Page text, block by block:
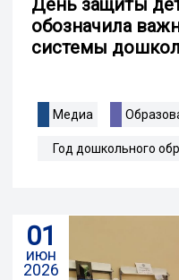
обозначила
системы
Медиа
Год дошкольного
01
июн
2026